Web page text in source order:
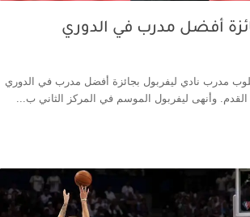
أفضل مدرب في الدوري
مدرب نادي ليفربول بجائزة أفضل مدرب في الدوري
القدم. وأنهى ليفربول الموسم في المركز الثاني ب...